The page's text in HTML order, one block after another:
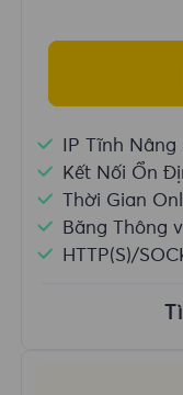
IP Tĩnh Nâng
Kết Nối Ổn
Thời Gian
Băng Thông
HTTP(S)/